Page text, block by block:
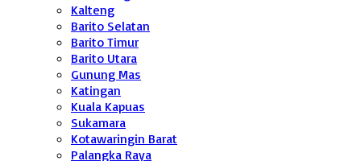
Kalteng
Barito Selatan
Barito Timur
Barito Utara
Gunung Mas
Katingan
Kuala Kapuas
Sukamara
Kotawaringin Barat
Palangka Raya